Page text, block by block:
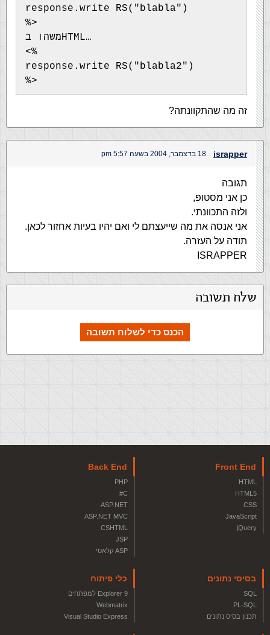
response.write RS("blabla")
%>
משהו בHTML…
<%
response.write RS("blabla2")
%>
זה מה שהתקוונתה?
israpper 18 בדצמבר, 2004 בשעה 5:57 pm
תגובה
כן אני מסטופ,
ולזה התכוונתי.
אני אנסה את מה שייעצתם לי ואם יהיו בעיות אחזור לכאן.
תודה על העזרה.
ISRAPPER
שלח תשובה
הכנס כדי לשלוח תשובה
Front End
HTML
HTML5
CSS
JavaScript
jQuery
Back End
PHP
C#
ASP.NET
ASP.NET MVC
CSHTML
JSP
ASP קלאסי
בסיסי נתונים
SQL
PL-SQL
תכנון בסיס נתונים
כלי פיתוח
Explorer 9 למפתחים
Webmatrix
Visual Studio Express